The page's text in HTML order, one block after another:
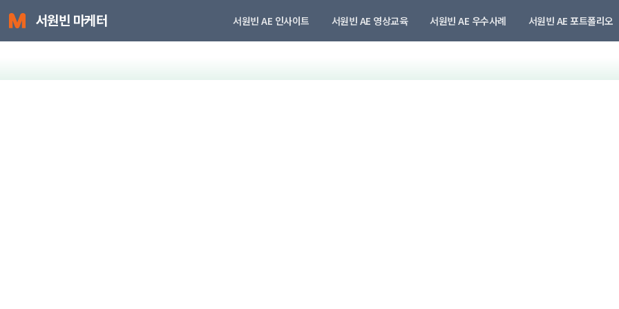
서원빈 마케터 서원빈 AE 인사이트 서원빈 AE 영상교육 서원빈 AE 우수사례 서원빈 AE 포트폴리오